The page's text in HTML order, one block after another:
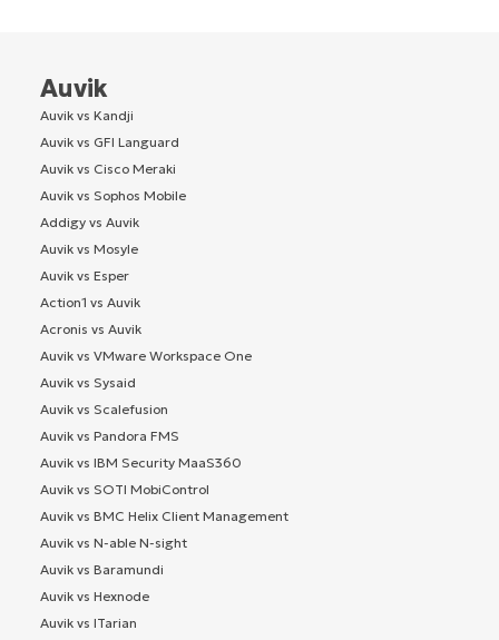
Auvik
Auvik vs Kandji
Auvik vs GFI Languard
Auvik vs Cisco Meraki
Auvik vs Sophos Mobile
Addigy vs Auvik
Auvik vs Mosyle
Auvik vs Esper
Action1 vs Auvik
Acronis vs Auvik
Auvik vs VMware Workspace One
Auvik vs Sysaid
Auvik vs Scalefusion
Auvik vs Pandora FMS
Auvik vs IBM Security MaaS360
Auvik vs SOTI MobiControl
Auvik vs BMC Helix Client Management
Auvik vs N-able N-sight
Auvik vs Baramundi
Auvik vs Hexnode
Auvik vs ITarian